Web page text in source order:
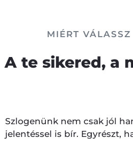
MIÉRT
A te sikered, a
Szlogenünk nem csak jól
jelentéssel is bír. Egyrészt,